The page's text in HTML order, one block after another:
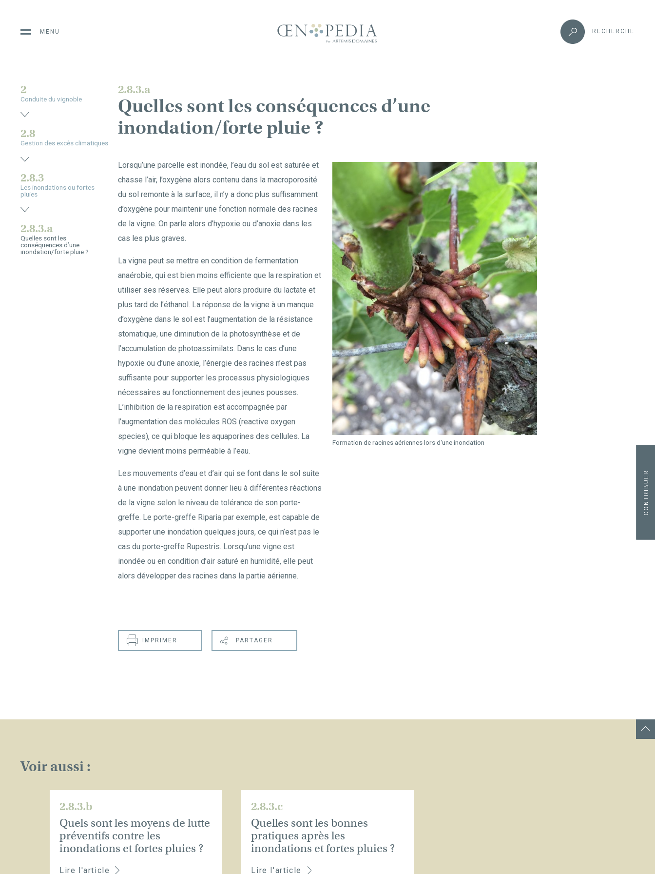
MENU RECHERCHE
2.8.3.a
Quelles sont les conséquences d’une
inondation/forte pluie ?
Lorsqu’une parcelle est inondée, l’eau du sol est saturée et
chasse l’air, l’oxygène alors contenu dans la macroporosité
du sol remonte à la surface, il n’y a donc plus suffisamment
d’oxygène pour maintenir une fonction normale des racines
de la vigne. On parle alors d’hypoxie ou d’anoxie dans les
cas les plus graves.
La vigne peut se mettre en condition de fermentation
anaérobie, qui est bien moins efficiente que la respiration et
utiliser ses réserves. Elle peut alors produire du lactate et
plus tard de l’éthanol. La réponse de la vigne à un manque
d’oxygène dans le sol est l’augmentation de la résistance
stomatique, une diminution de la photosynthèse et de
l’accumulation de photoassimilats. Dans le cas d’une
hypoxie ou d’une anoxie, l’énergie des racines n’est pas
suffisante pour supporter les processus physiologiques
nécessaires au fonctionnement des jeunes pousses.
L’inhibition de la respiration est accompagnée par
l’augmentation des molécules ROS (reactive oxygen
species), ce qui bloque les aquaporines des cellules. La
vigne devient moins perméable à l’eau.
Les mouvements d’eau et d’air qui se font dans le sol suite
à une inondation peuvent donner lieu à différentes réactions
de la vigne selon le niveau de tolérance de son porte-
greffe. Le porte-greffe Riparia par exemple, est capable de
supporter une inondation quelques jours, ce qui n’est pas le
cas du porte-greffe Rupestris. Lorsqu’une vigne est
inondée ou en condition d’air saturé en humidité, elle peut
alors développer des racines dans la partie aérienne.
Formation de racines aériennes lors d'une inondation
CONTRIBUER
IMPRIMER PARTAGER
2
Conduite du vignoble
2.8
Gestion des excès climatiques
2.8.3
Les inondations ou fortes
pluies
2.8.3.a
Quelles sont les
conséquences d’une
inondation/forte pluie ?
Voir aussi :
2.8.3.b
Quels sont les moyens de lutte
préventifs contre les
inondations et fortes pluies ?
Lire l'article
2.8.3.c
Quelles sont les bonnes
pratiques après les
inondations et fortes pluies ?
Lire l'article